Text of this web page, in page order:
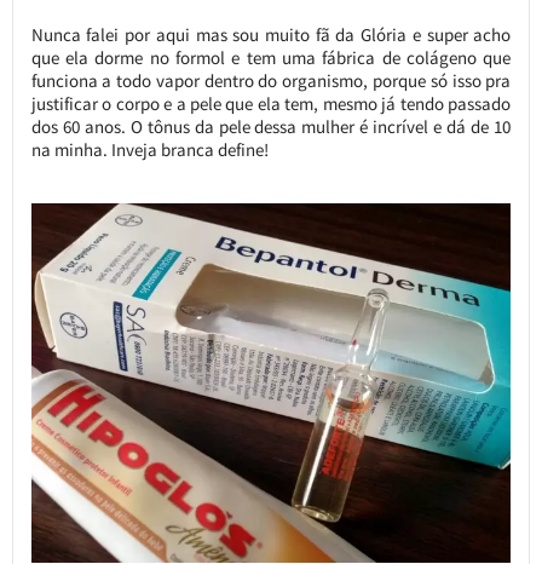
Nunca falei por aqui mas sou muito fã da Glória e super acho
que ela dorme no formol e tem uma fábrica de colágeno que
funciona a todo vapor dentro do organismo, porque só isso pra
justificar o corpo e a pele que ela tem, mesmo já tendo passado
dos 60 anos. O tônus da pele dessa mulher é incrível e dá de 10
na minha. Inveja branca define!